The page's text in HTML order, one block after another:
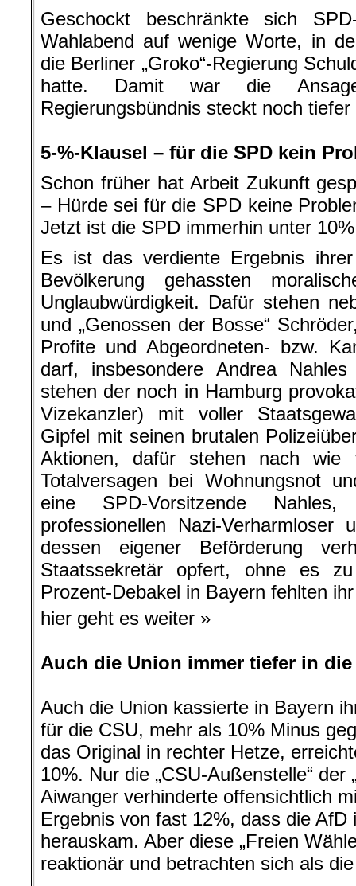
Geschockt beschränkte sich
Wahlabend auf wenige Worte, in
die Berliner „Groko“-Regierung
hatte. Damit war die
Regierungsbündnis steckt noch
5-%-Klausel – für die SPD kein
Schon früher hat Arbeit Zukunft
– Hürde sei für die SPD keine
Jetzt ist die SPD immerhin unter
Es ist das verdiente Ergebnis
Bevölkerung gehassten
Unglaubwürdigkeit. Dafür stehen
und „Genossen der Bosse“
Profite und Abgeordneten- bzw.
darf, insbesondere Andrea
stehen der noch in Hamburg
Vizekanzler) mit voller
Gipfel mit seinen brutalen
Aktionen, dafür stehen nach wie
Totalversagen bei Wohnungsnot
eine SPD-Vorsitzende
professionellen Nazi-
dessen eigener Beförderung
Staatssekretär opfert, ohne es
Prozent-Debakel in Bayern fehlten
hier geht es weiter »
Auch die Union immer tiefer in
Auch die Union kassierte in Bayern
für die CSU, mehr als 10% Minus
das Original in rechter Hetze,
10%. Nur die „CSU-Außenstelle“ der
Aiwanger verhinderte offensichtlich
Ergebnis von fast 12%, dass die
herauskam. Aber diese „Freien
reaktionär und betrachten sich als